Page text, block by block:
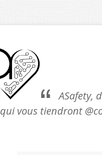
ASafety,
qui vous tiendront